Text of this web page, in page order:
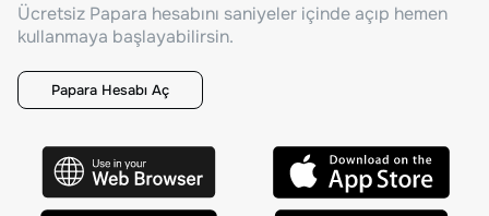
Ücretsiz Papara hesabını saniyeler içinde açıp hemen
kullanmaya başlayabilirsin.
Papara Hesabı Aç